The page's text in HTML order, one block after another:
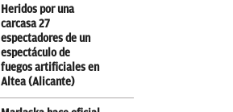
Heridos por una
carcasa 27
espectadores de un
espectáculo de
fuegos artificiales en
Altea (Alicante)